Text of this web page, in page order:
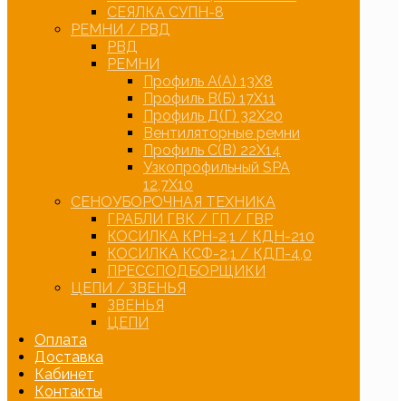
СЕЯЛКА СУПН-8
РЕМНИ / РВД
РВД
РЕМНИ
Профиль А(А) 13Х8
Профиль В(Б) 17Х11
Профиль Д(Г) 32Х20
Вентиляторные ремни
Профиль С(В) 22Х14
Узкопрофильный SPA
12,7Х10
СЕНОУБОРОЧНАЯ ТЕХНИКА
ГРАБЛИ ГВК / ГП / ГВР
КОСИЛКА КРН-2,1 / КДН-210
КОСИЛКА КСФ-2,1 / КДП-4,0
ПРЕССПОДБОРЩИКИ
ЦЕПИ / ЗВЕНЬЯ
ЗВЕНЬЯ
ЦЕПИ
Оплата
Доставка
Кабинет
Контакты